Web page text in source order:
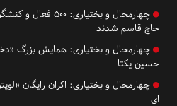
چهارمحال و بختیاری:
۵۰۰ فعال و
حاج قاسم شدند
چهارمحال و بختیاری: همایش بزرگ
حسین یکتا
چهارمحال و بختیاری: اکران رایگان
ای